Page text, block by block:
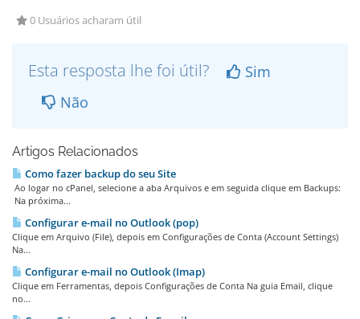
0 Usuários acharam útil
Esta resposta lhe foi útil?
Sim
Não
Artigos Relacionados
Como fazer backup do seu Site
Ao logar no cPanel, selecione a aba Arquivos e em seguida clique em Backups:
Na próxima...
Configurar e-mail no Outlook (pop)
Clique em Arquivo (File), depois em Configurações de Conta (Account Settings)
Na...
Configurar e-mail no Outlook (Imap)
Clique em Ferramentas, depois Configurações de Conta Na guia Email, clique
no...